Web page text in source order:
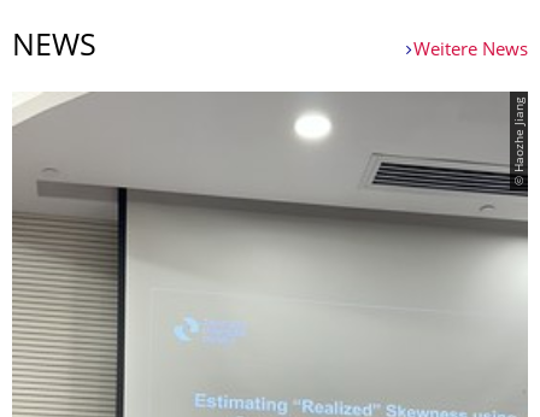
NEWS Weitere News
© Haozhe Jiang